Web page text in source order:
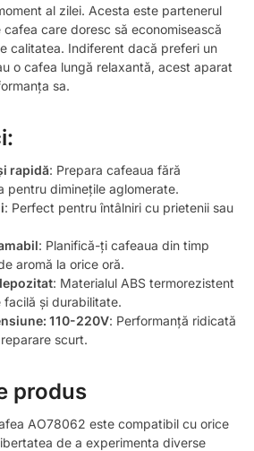
al zilei. Acesta este partenerul
care doresc să economisească
calitatea. Indiferent dacă preferi un
o cafea lungă relaxantă, acest aparat
sa.
rapidă: Prepara cafeaua fără
pentru diminețile aglomerate.
: Perfect pentru întâlniri cu prietenii sau
: Planifică-ți cafeaua din timp
aromă la orice oră.
: Materialul ABS termorezistent
și durabilitate.
110-220V: Performanță ridicată
scurt.
produs
AO78062 este compatibil cu orice
de a experimenta diverse